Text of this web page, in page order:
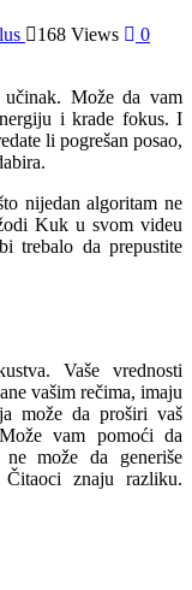
168 Views
0
učinak. Može da vam
i krade fokus. I
li pogrešan posao,
nijedan algoritam ne
Kuk u svom videu
trebalo da prepustite
Vaše vrednosti
vašim rečima, imaju
može da proširi vaš
vam pomoći da
može da generiše
znaju razliku.